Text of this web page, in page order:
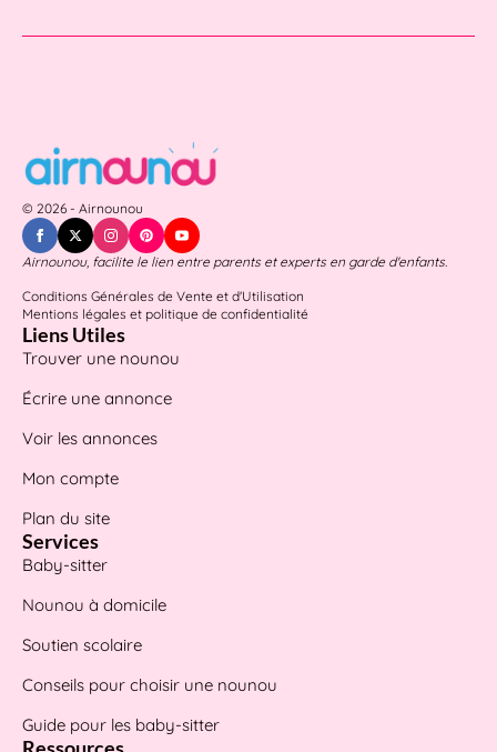
© 2026 - Airnounou
Airnounou, facilite le lien entre parents et experts en garde d'enfants.
Conditions Générales de Vente et d'Utilisation
Mentions légales et politique de confidentialité
Liens Utiles
Trouver une nounou
Écrire une annonce
Voir les annonces
Mon compte
Plan du site
Services
Baby-sitter
Nounou à domicile
Soutien scolaire
Conseils pour choisir une nounou
Guide pour les baby-sitter